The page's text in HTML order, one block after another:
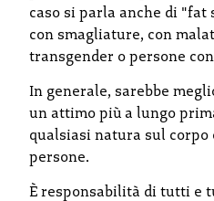
caso si parla anche di
con smagliature, con
transgender o persone
In generale, sarebbe
un attimo più a lungo
qualsiasi natura sul
persone.
È responsabilità di tutti e